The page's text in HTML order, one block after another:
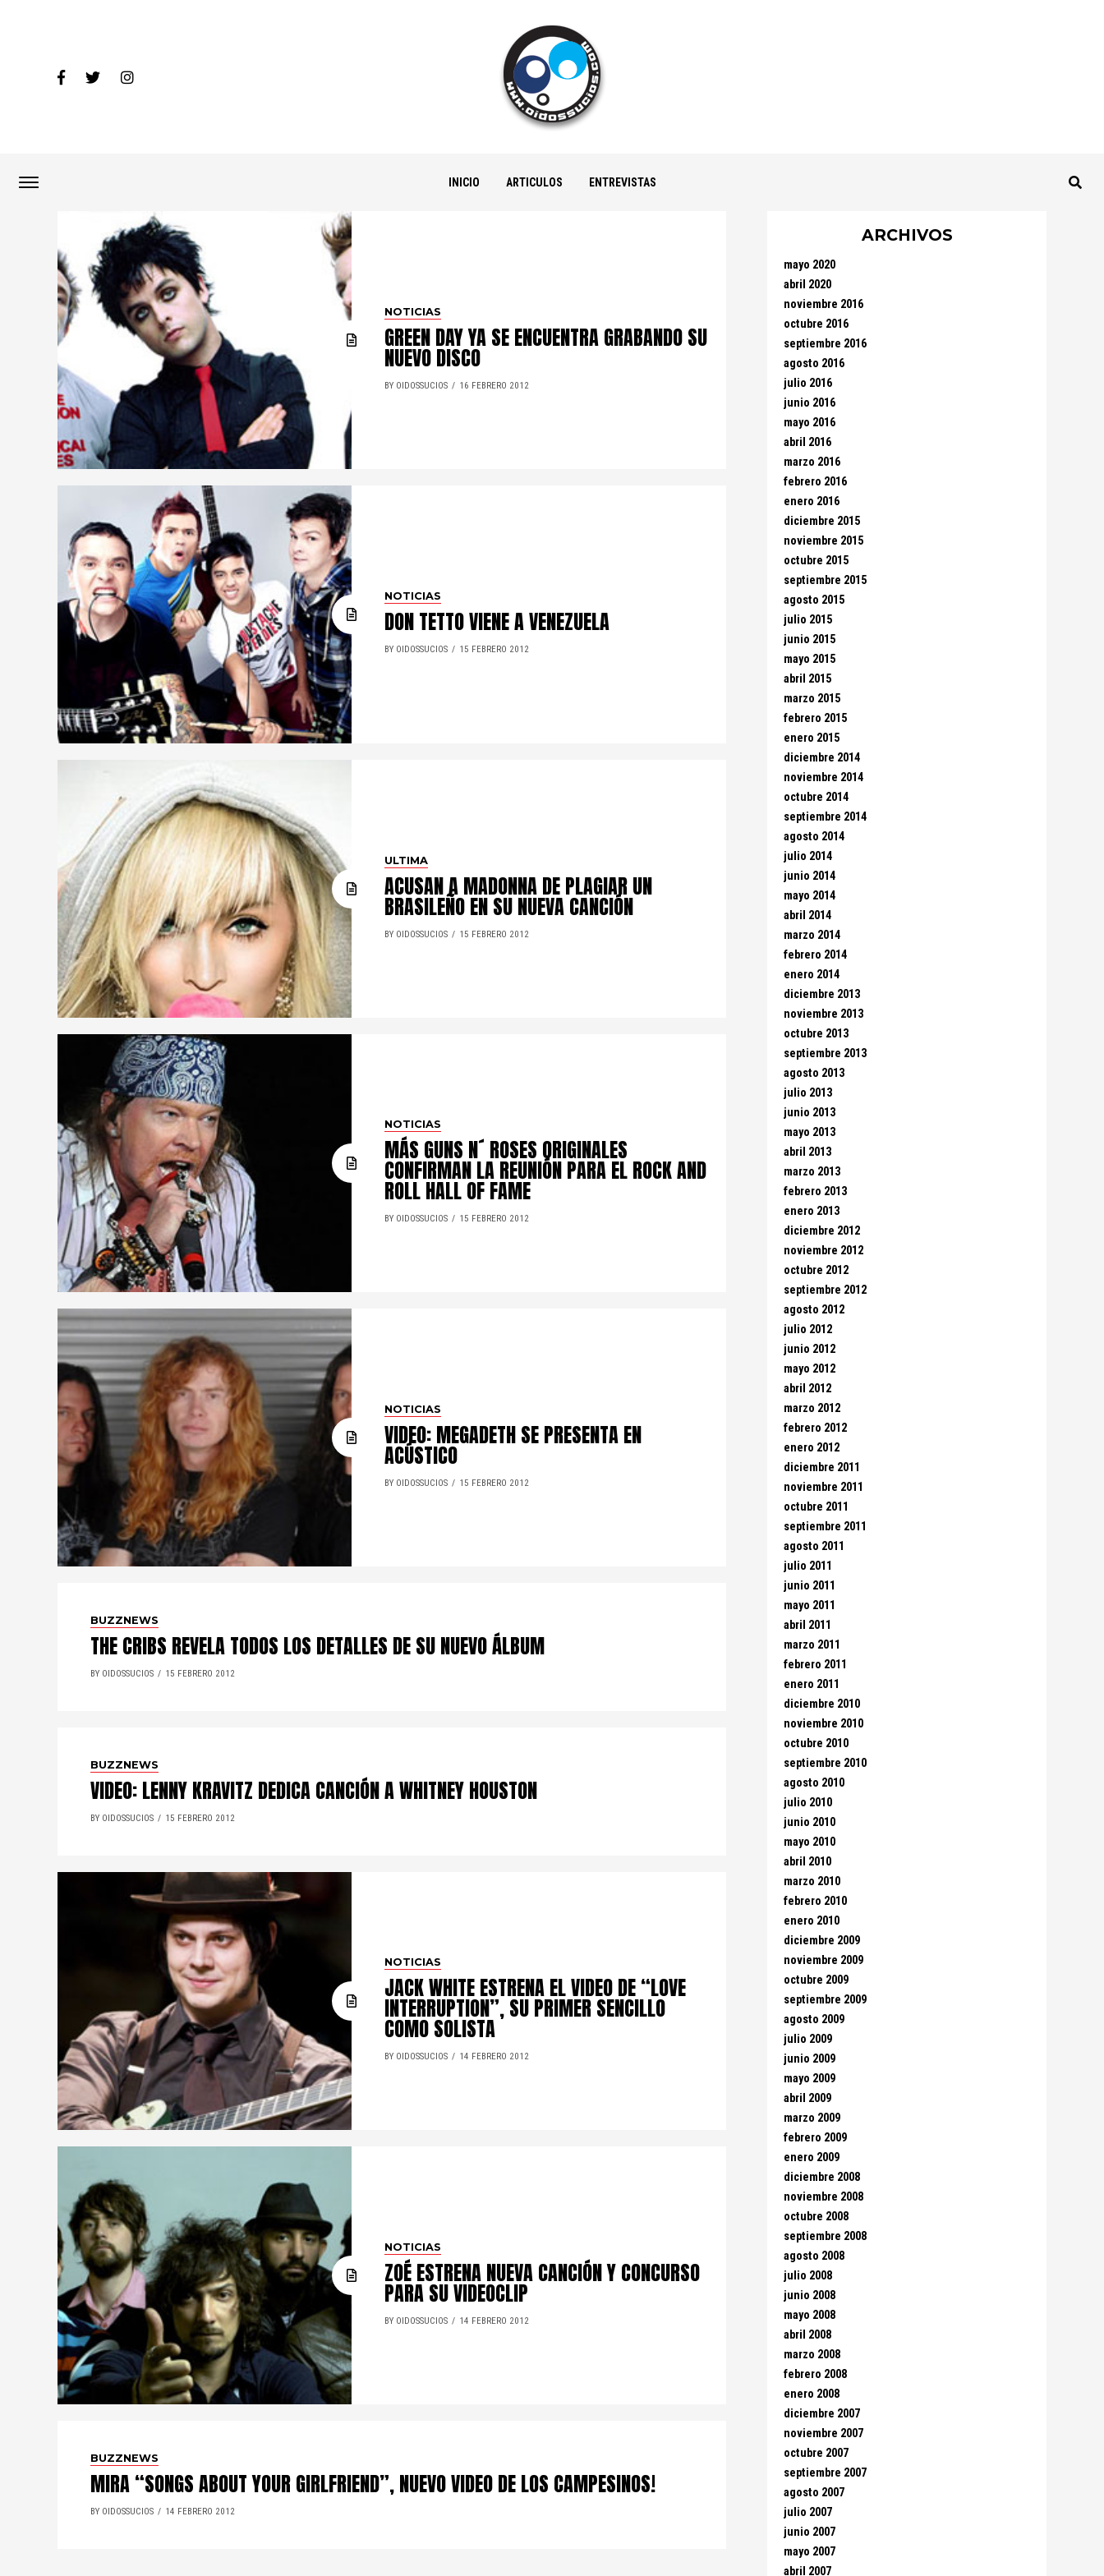
INICIO ARTICULOS ENTREVISTAS
NOTICIAS
GREEN DAY YA SE ENCUENTRA GRABANDO SU
NUEVO DISCO
BY OIDOSSUCIOS 16 FEBRERO 2012
NOTICIAS
DON TETTO VIENE A VENEZUELA
BY OIDOSSUCIOS 15 FEBRERO 2012
ULTIMA
ACUSAN A MADONNA DE PLAGIAR UN
BRASILEÑO EN SU NUEVA CANCIÓN
BY OIDOSSUCIOS 15 FEBRERO 2012
NOTICIAS
MÁS GUNS N´ ROSES ORIGINALES
CONFIRMAN LA REUNIÓN PARA EL ROCK AND
ROLL HALL OF FAME
BY OIDOSSUCIOS 15 FEBRERO 2012
NOTICIAS
VIDEO: MEGADETH SE PRESENTA EN
ACÚSTICO
BY OIDOSSUCIOS 15 FEBRERO 2012
BUZZNEWS
THE CRIBS REVELA TODOS LOS DETALLES DE SU NUEVO ÁLBUM
BY OIDOSSUCIOS 15 FEBRERO 2012
BUZZNEWS
VIDEO: LENNY KRAVITZ DEDICA CANCIÓN A WHITNEY HOUSTON
BY OIDOSSUCIOS 15 FEBRERO 2012
NOTICIAS
JACK WHITE ESTRENA EL VIDEO DE “LOVE
INTERRUPTION”, SU PRIMER SENCILLO
COMO SOLISTA
BY OIDOSSUCIOS 14 FEBRERO 2012
NOTICIAS
ZOÉ ESTRENA NUEVA CANCIÓN Y CONCURSO
PARA SU VIDEOCLIP
BY OIDOSSUCIOS 14 FEBRERO 2012
BUZZNEWS
MIRA “SONGS ABOUT YOUR GIRLFRIEND”, NUEVO VIDEO DE LOS CAMPESINOS!
BY OIDOSSUCIOS 14 FEBRERO 2012
ARCHIVOS
mayo 2020
abril 2020
noviembre 2016
octubre 2016
septiembre 2016
agosto 2016
julio 2016
junio 2016
mayo 2016
abril 2016
marzo 2016
febrero 2016
enero 2016
diciembre 2015
noviembre 2015
octubre 2015
septiembre 2015
agosto 2015
julio 2015
junio 2015
mayo 2015
abril 2015
marzo 2015
febrero 2015
enero 2015
diciembre 2014
noviembre 2014
octubre 2014
septiembre 2014
agosto 2014
julio 2014
junio 2014
mayo 2014
abril 2014
marzo 2014
febrero 2014
enero 2014
diciembre 2013
noviembre 2013
octubre 2013
septiembre 2013
agosto 2013
julio 2013
junio 2013
mayo 2013
abril 2013
marzo 2013
febrero 2013
enero 2013
diciembre 2012
noviembre 2012
octubre 2012
septiembre 2012
agosto 2012
julio 2012
junio 2012
mayo 2012
abril 2012
marzo 2012
febrero 2012
enero 2012
diciembre 2011
noviembre 2011
octubre 2011
septiembre 2011
agosto 2011
julio 2011
junio 2011
mayo 2011
abril 2011
marzo 2011
febrero 2011
enero 2011
diciembre 2010
noviembre 2010
octubre 2010
septiembre 2010
agosto 2010
julio 2010
junio 2010
mayo 2010
abril 2010
marzo 2010
febrero 2010
enero 2010
diciembre 2009
noviembre 2009
octubre 2009
septiembre 2009
agosto 2009
julio 2009
junio 2009
mayo 2009
abril 2009
marzo 2009
febrero 2009
enero 2009
diciembre 2008
noviembre 2008
octubre 2008
septiembre 2008
agosto 2008
julio 2008
junio 2008
mayo 2008
abril 2008
marzo 2008
febrero 2008
enero 2008
diciembre 2007
noviembre 2007
octubre 2007
septiembre 2007
agosto 2007
julio 2007
junio 2007
mayo 2007
abril 2007